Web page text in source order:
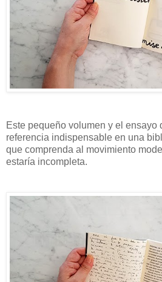
Este pequeño volumen y el ensayo
referencia indispensable en una
que comprenda al movimiento
estaría incompleta.